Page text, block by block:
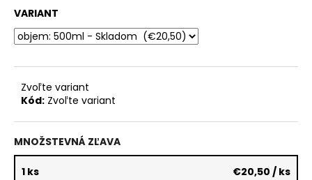
VARIANT
Zvoľte variant
Kód: Zvoľte variant
MNOŽSTEVNÁ ZĽAVA
1 ks €20,50 / ks
m
e